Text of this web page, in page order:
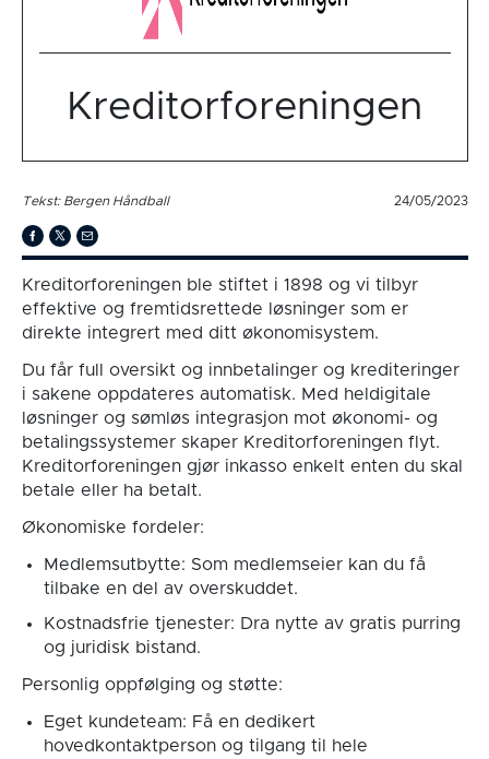
Kreditorforeningen
Tekst: Bergen Håndball 24/05/2023
Kreditorforeningen ble stiftet i 1898 og vi tilbyr
effektive og fremtidsrettede løsninger som er
direkte integrert med ditt økonomisystem.
Du får full oversikt og innbetalinger og krediteringer
i sakene oppdateres automatisk. Med heldigitale
løsninger og sømløs integrasjon mot økonomi- og
betalingssystemer skaper Kreditorforeningen flyt.
Kreditorforeningen gjør inkasso enkelt enten du skal
betale eller ha betalt.
Økonomiske fordeler:
Medlemsutbytte: Som medlemseier kan du få
tilbake en del av overskuddet.
Kostnadsfrie tjenester: Dra nytte av gratis purring
og juridisk bistand.
Personlig oppfølging og støtte:
Eget kundeteam: Få en dedikert
hovedkontaktperson og tilgang til hele